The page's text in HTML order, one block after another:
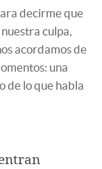
decirme que
culpa,
acordamos de
una
de lo que habla